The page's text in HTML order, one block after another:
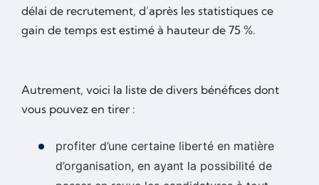
délai de recrutement, d’après les statistiques ce
gain de temps est estimé à hauteur de 75 %.
Autrement, voici la liste de divers bénéfices dont
vous pouvez en tirer :
profiter d’une certaine liberté en matière
d’organisation, en ayant la possibilité de